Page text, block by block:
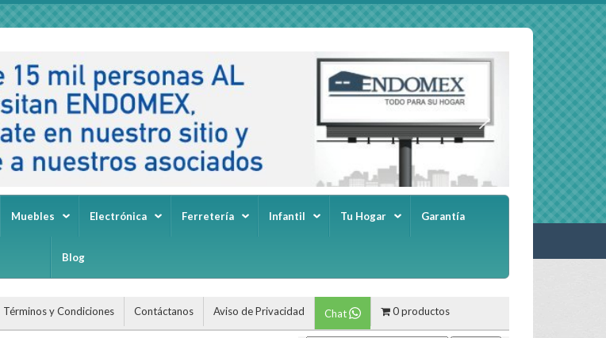
Muebles Electrónica Ferretería Infantil Tu Hogar Garantía
Blog
Términos y Condiciones Contáctanos Aviso de Privacidad Chat 0 productos